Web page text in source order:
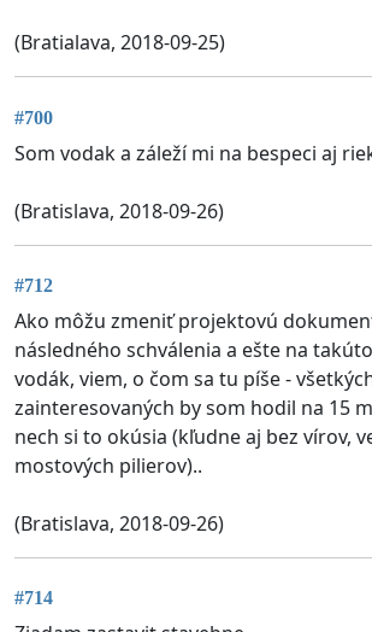
(Bratialava, 2018-09-25)
#700
Som vodak a záleží mi na bespeci aj
(Bratislava, 2018-09-26)
#712
Ako môžu zmeniť projektovú
následného schválenia a ešte na
vodák, viem, o čom sa tu píše -
zainteresovaných by som hodil na 15
nech si to okúsia (kľudne aj bez vírov,
mostových pilierov)..
(Bratislava, 2018-09-26)
#714